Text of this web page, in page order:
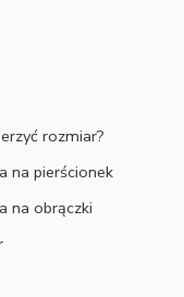
rozmiar?
na pierścionek
na obrączki